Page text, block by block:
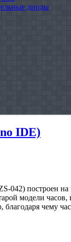
диоды
IDE)
042) построен
модели
благодаря чему